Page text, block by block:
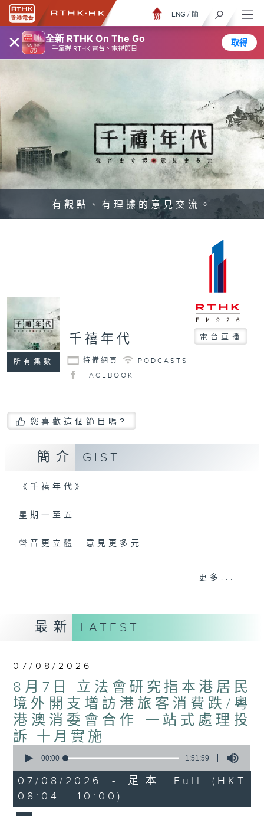
× 全新 RTHK On The Go
一手掌握 RTHK 電台、電視節目
取得
ENG / 簡
有觀點、有理據的意見交流。
所有集數
千禧年代 電台直播
特備網頁
PODCASTS
FACEBOOK
您喜歡這個節目嗎?
簡介 GIST
《千禧年代》
星期一至五
聲音更立體 意見更多元
「千禧年代」鼓勵聽眾及嘉賓作有觀點、有理
聽眾提供最新資訊以迎接新的一天。
監製：林嘉瑜
更多...
最新 LATEST
07/08/2026
8月7日 立法會研究指本港居民
境外開支增訪港旅客消費跌/粵
港澳消委會合作 一站式處理投
訴 十月實施
seconds
1
hour,
51
minutes,
00:00 1:51:59
07/08/2026 - 足本 Full (HKT
08:04 - 10:00)